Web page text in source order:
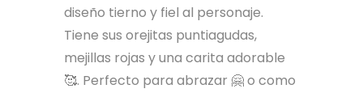
diseño tierno y fiel al personaje.
Tiene sus orejitas puntiagudas,
mejillas rojas y una carita adorable
🥰. Perfecto para abrazar 🤗 o como